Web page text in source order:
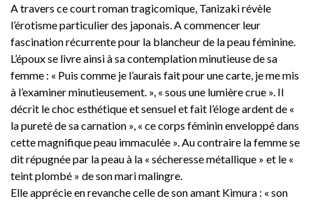
A travers ce court roman tragicomique, Tanizaki révèle
l’érotisme particulier des japonais. A commencer leur
fascination récurrente pour la blancheur de la peau féminine.
L’époux se livre ainsi à sa contemplation minutieuse de sa
femme : « Puis comme je l’aurais fait pour une carte, je me mis
à l’examiner minutieusement. », « sous une lumière crue ». Il
décrit le choc esthétique et sensuel et fait l’éloge ardent de «
la pureté de sa carnation », « ce corps féminin enveloppé dans
cette magnifique peau immaculée ». Au contraire la femme se
dit répugnée par la peau à la « sécheresse métallique » et le «
teint plombé » de son mari malingre.
Elle apprécie en revanche celle de son amant Kimura : « son